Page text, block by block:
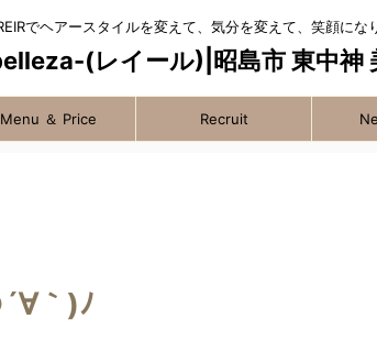
でヘアースタイルを変えて、気分を変えて、笑顔にな
Menu ＆ Price Recruit
｀)ﾉ